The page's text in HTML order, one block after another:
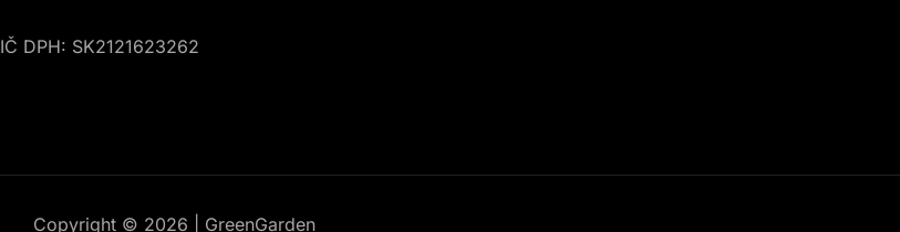
IČ DPH: SK2121623262
Copyright © 2026 | GreenGarden